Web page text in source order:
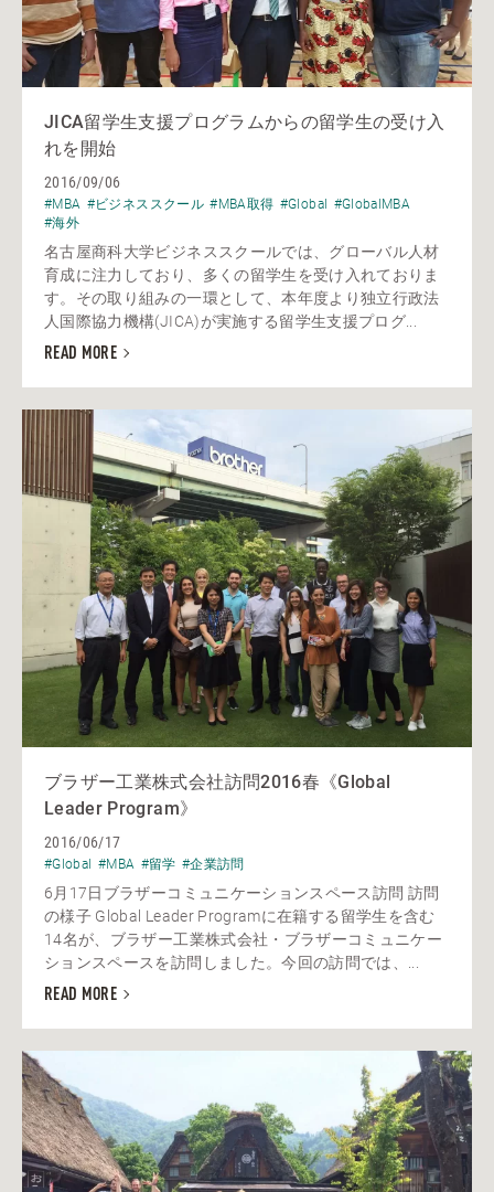
JICA留学生支援プログラムからの留学生の受け入
れを開始
2016/09/06
#MBA #ビジネススクール #MBA取得 #Global #GlobalMBA
#海外
名古屋商科大学ビジネススクールでは、グローバル人材
育成に注力しており、多くの留学生を受け入れておりま
す。その取り組みの一環として、本年度より独立行政法
人国際協力機構(JICA)が実施する留学生支援プログ...
READ MORE
ブラザー工業株式会社訪問2016春《Global
Leader Program》
2016/06/17
#Global #MBA #留学 #企業訪問
6月17日ブラザーコミュニケーションスペース訪問 訪問
の様子 Global Leader Programに在籍する留学生を含む
14名が、ブラザー工業株式会社・ブラザーコミュニケー
ションスペースを訪問しました。今回の訪問では、...
READ MORE